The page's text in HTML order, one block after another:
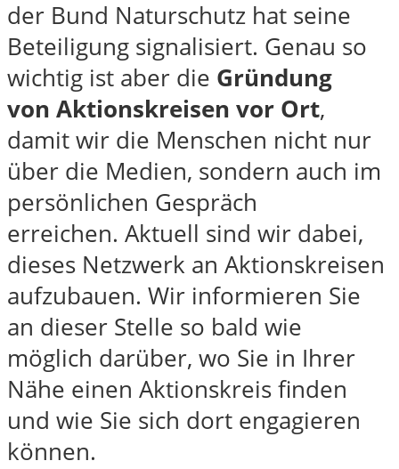
der Bund Naturschutz hat seine
Beteiligung signalisiert. Genau so
wichtig ist aber die Gründung
von Aktionskreisen vor Ort,
damit wir die Menschen nicht nur
über die Medien, sondern auch im
persönlichen Gespräch
erreichen. Aktuell sind wir dabei,
dieses Netzwerk an Aktionskreisen
aufzubauen. Wir informieren Sie
an dieser Stelle so bald wie
möglich darüber, wo Sie in Ihrer
Nähe einen Aktionskreis finden
und wie Sie sich dort engagieren
können.